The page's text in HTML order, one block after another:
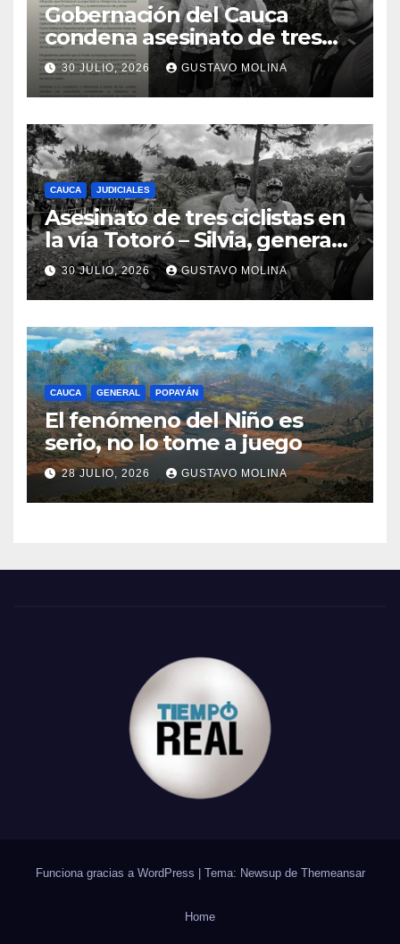
Gobernación del Cauca
condena asesinato de tres
ciudadanos y exige medidas
urgentes al Gobierno
Nacional
30 JULIO, 2026 GUSTAVO MOLINA
CAUCA JUDICIALES
Asesinato de tres ciclistas en
la vía Totoró – Silvia, genera
consternación en el Cauca
30 JULIO, 2026 GUSTAVO MOLINA
CAUCA GENERAL POPAYÁN
El fenómeno del Niño es
serio, no lo tome a juego
28 JULIO, 2026 GUSTAVO MOLINA
Funciona gracias a WordPress Tema: Newsup de Themeansar
Home